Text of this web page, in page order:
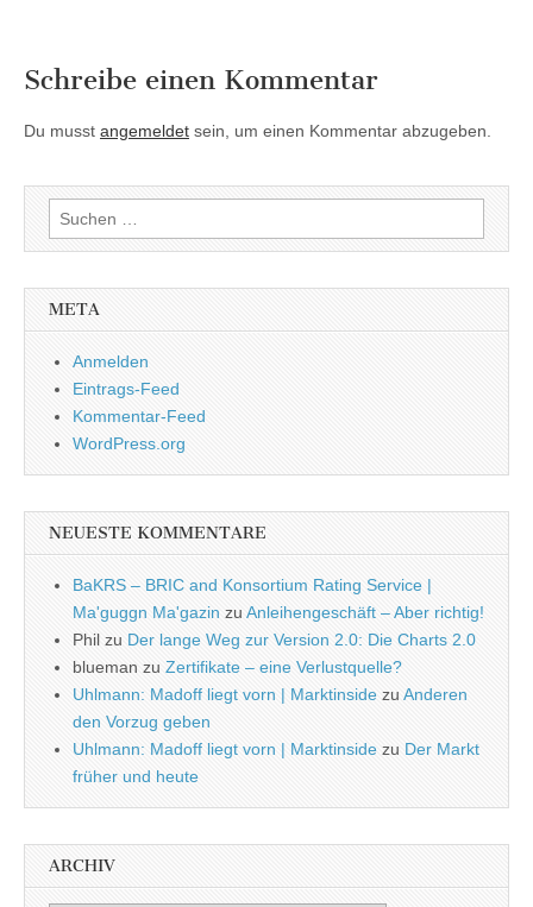
Schreibe einen Kommentar
Du musst angemeldet sein, um einen Kommentar abzugeben.
Suchen
nach:
META
Anmelden
Eintrags-Feed
Kommentar-Feed
WordPress.org
NEUESTE KOMMENTARE
BaKRS – BRIC and Konsortium Rating Service |
Ma'guggn Ma'gazin zu Anleihengeschäft – Aber richtig!
Phil zu Der lange Weg zur Version 2.0: Die Charts 2.0
blueman zu Zertifikate – eine Verlustquelle?
Uhlmann: Madoff liegt vorn | Marktinside zu Anderen
den Vorzug geben
Uhlmann: Madoff liegt vorn | Marktinside zu Der Markt
früher und heute
ARCHIV